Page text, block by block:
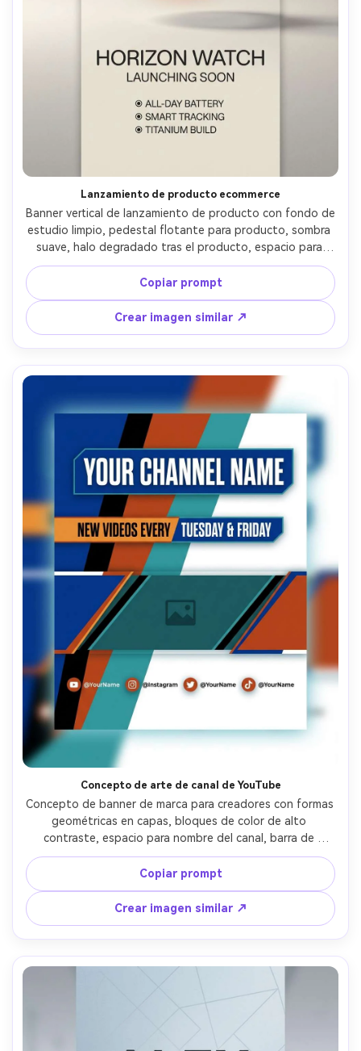
Lanzamiento de producto ecommerce
Banner vertical de lanzamiento de producto con fondo de
estudio limpio, pedestal flotante para producto, sombra
suave, halo degradado tras el producto, espacio para
nombre y 3 características, combinación de tipografías
modernas y redondeadas, textura de grano sutil,
apariencia ecommerce premium, bordes nítidos, estilo
creativo de anuncio de alta gama, sin marca de agua,
iluminación cinematográfica suave --ar 4:5
Copiar prompt
Crear imagen similar ↗
Concepto de arte de canal de YouTube
Concepto de banner de marca para creadores con formas
geométricas en capas, bloques de color de alto
contraste, espacio para nombre del canal, barra de
horarios de publicación, fila de iconos sociales, líneas
diagonales dinámicas, estética moderna de creadores,
gráficos vectoriales limpios, zonas tipográficas
perfectamente alineadas, nítido y legible, sin marca de
agua, lente 85mm, poca profundidad de campo,
iluminación suave cinematográfica --ar 4:5
Copiar prompt
Crear imagen similar ↗